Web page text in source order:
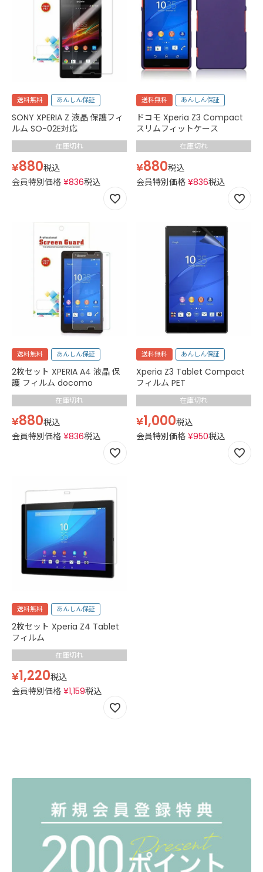
送料無料 あんしん保証
SONY XPERIA Z 液晶 保護フィ
ルム SO-02E対応
在庫切れ
¥880税込
会員特別価格 ¥836税込
送料無料 あんしん保証
ドコモ Xperia Z3 Compact
スリムフィットケース
在庫切れ
¥880税込
会員特別価格 ¥836税込
送料無料 あんしん保証
2枚セット XPERIA A4 液晶 保
護 フィルム docomo
在庫切れ
¥880税込
会員特別価格 ¥836税込
送料無料 あんしん保証
Xperia Z3 Tablet Compact
フィルム PET
在庫切れ
¥1,000税込
会員特別価格 ¥950税込
送料無料 あんしん保証
2枚セット Xperia Z4 Tablet
フィルム
在庫切れ
¥1,220税込
会員特別価格 ¥1,159税込